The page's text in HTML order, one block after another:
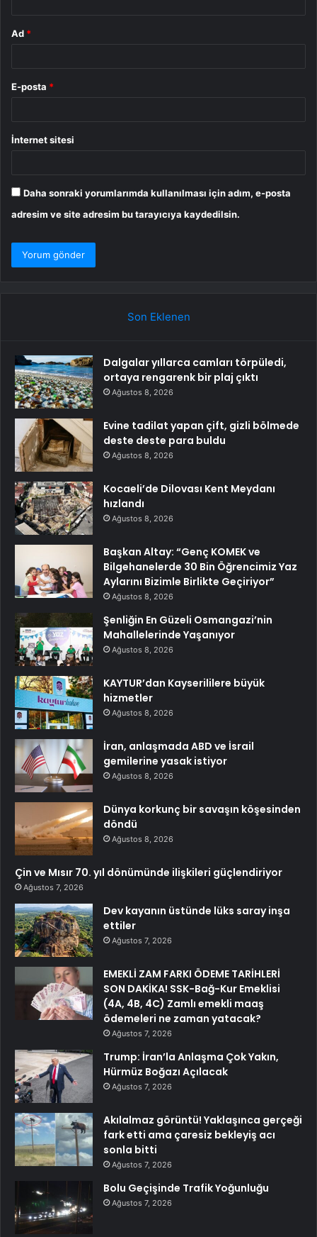
Ad *
E-posta *
İnternet sitesi
Daha sonraki yorumlarımda kullanılması için adım, e-posta
adresim ve site adresim bu tarayıcıya kaydedilsin.
Son Eklenen
Dalgalar yıllarca camları törpüledi,
ortaya rengarenk bir plaj çıktı
Ağustos 8, 2026
Evine tadilat yapan çift, gizli bölmede
deste deste para buldu
Ağustos 8, 2026
Kocaeli’de Dilovası Kent Meydanı
hızlandı
Ağustos 8, 2026
Başkan Altay: “Genç KOMEK ve
Bilgehanelerde 30 Bin Öğrencimiz Yaz
Aylarını Bizimle Birlikte Geçiriyor”
Ağustos 8, 2026
Şenliğin En Güzeli Osmangazi’nin
Mahallelerinde Yaşanıyor
Ağustos 8, 2026
KAYTUR’dan Kayserililere büyük
hizmetler
Ağustos 8, 2026
İran, anlaşmada ABD ve İsrail
gemilerine yasak istiyor
Ağustos 8, 2026
Dünya korkunç bir savaşın köşesinden
döndü
Ağustos 8, 2026
Çin ve Mısır 70. yıl dönümünde ilişkileri güçlendiriyor
Ağustos 7, 2026
Dev kayanın üstünde lüks saray inşa
ettiler
Ağustos 7, 2026
EMEKLİ ZAM FARKI ÖDEME TARİHLERİ
SON DAKİKA! SSK-Bağ-Kur Emeklisi
(4A, 4B, 4C) Zamlı emekli maaş
ödemeleri ne zaman yatacak?
Ağustos 7, 2026
Trump: İran’la Anlaşma Çok Yakın,
Hürmüz Boğazı Açılacak
Ağustos 7, 2026
Akılalmaz görüntü! Yaklaşınca gerçeği
fark etti ama çaresiz bekleyiş acı
sonla bitti
Ağustos 7, 2026
Bolu Geçişinde Trafik Yoğunluğu
Ağustos 7, 2026